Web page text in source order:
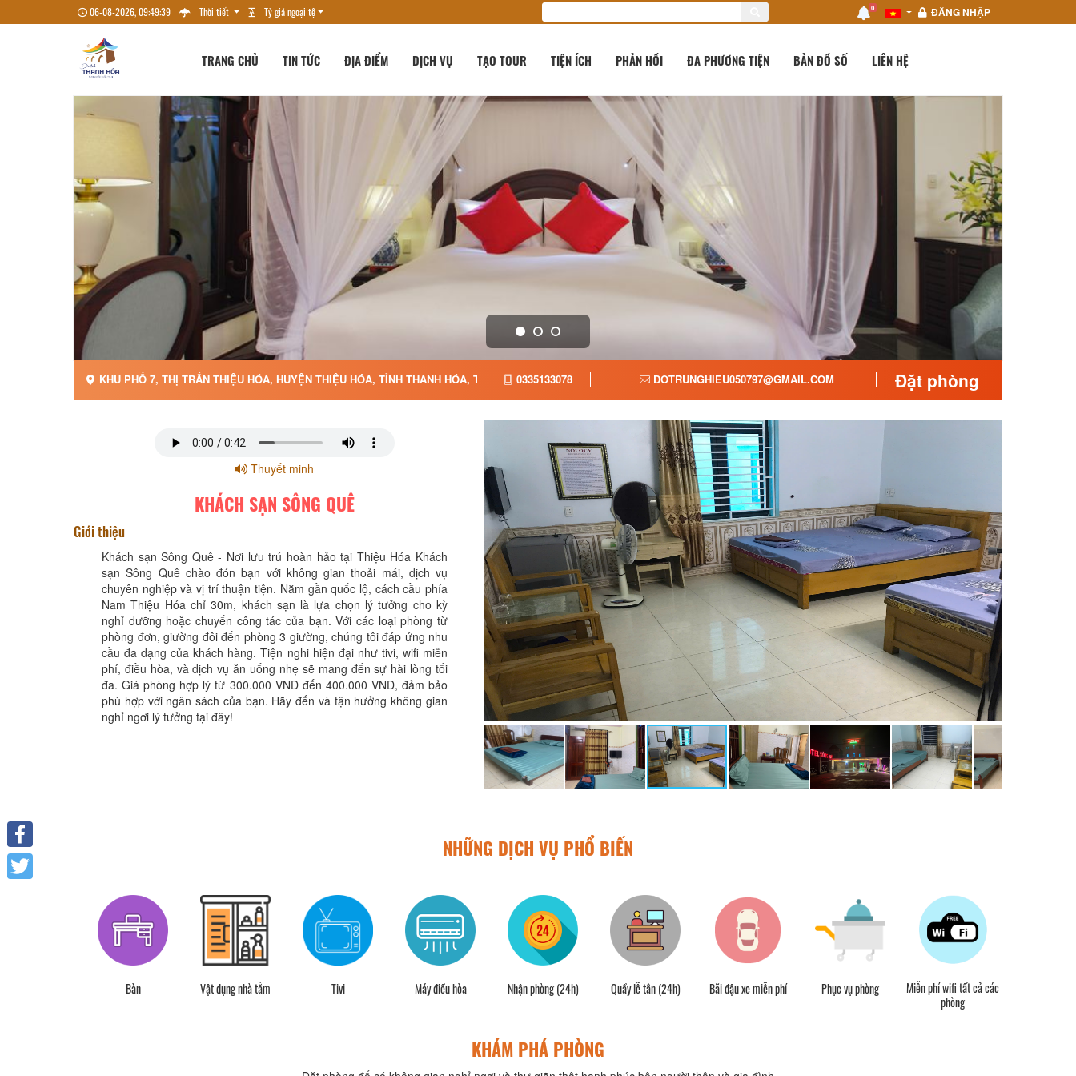
06-08-2026, 09:49:39 Thời tiết Tỷ giá ngoại tệ 0 ĐĂNG NHẬP
TRANG CHỦ TIN TỨC ĐỊA ĐIỂM DỊCH VỤ TẠO TOUR TIỆN ÍCH PHẢN HỒI ĐA PHƯƠNG TIỆN BẢN ĐỒ SỐ LIÊN HỆ
KHU PHỐ 7, THỊ TRẤN THIỆU HÓA, HUYỆN THIỆU HÓA, TỈNH THANH HÓA, TỈNH THANH HÓA
0335133078 DOTRUNGHIEU050797@GMAIL.COM Đặt phòng
Thuyết minh
KHÁCH SẠN SÔNG QUÊ
Giới thiệu
Khách sạn Sông Quê - Nơi lưu trú hoàn hảo tại Thiệu Hóa Khách
sạn Sông Quê chào đón bạn với không gian thoải mái, dịch vụ
chuyên nghiệp và vị trí thuận tiện. Nằm gần quốc lộ, cách cầu phía
Nam Thiệu Hóa chỉ 30m, khách sạn là lựa chọn lý tưởng cho kỳ
nghỉ dưỡng hoặc chuyến công tác của bạn. Với các loại phòng từ
phòng đơn, giường đôi đến phòng 3 giường, chúng tôi đáp ứng nhu
cầu đa dạng của khách hàng. Tiện nghi hiện đại như tivi, wifi miễn
phí, điều hòa, và dịch vụ ăn uống nhẹ sẽ mang đến sự hài lòng tối
đa. Giá phòng hợp lý từ 300.000 VND đến 400.000 VND, đảm bảo
phù hợp với ngân sách của bạn. Hãy đến và tận hưởng không gian
nghỉ ngơi lý tưởng tại đây!
NHỮNG DỊCH VỤ PHỔ BIẾN
Bàn Vật dụng nhà tắm Tivi Máy điều hòa Nhận phòng (24h) Quầy lễ tân (24h) Bãi đậu xe miễn phí Phục vụ phòng
Miễn phí wifi tất cả các
phòng
KHÁM PHÁ PHÒNG
Facebook